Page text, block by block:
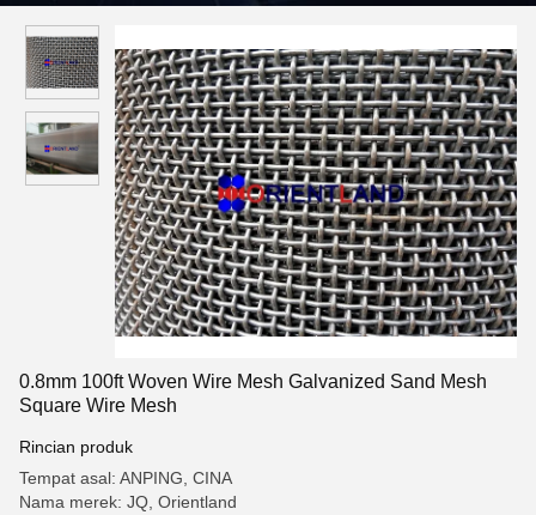
0.8mm 100ft Woven Wire Mesh Galvanized Sand Mesh
Square Wire Mesh
Rincian produk
Tempat asal: ANPING, CINA
Nama merek: JQ, Orientland